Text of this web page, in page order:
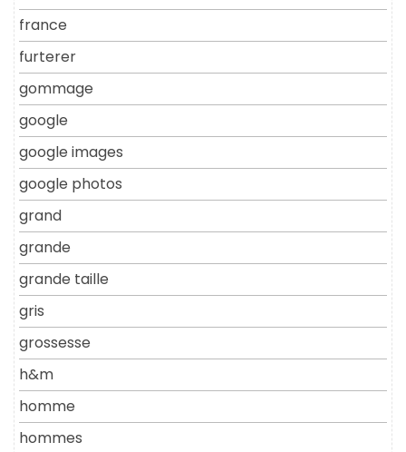
france
furterer
gommage
google
google images
google photos
grand
grande
grande taille
gris
grossesse
h&m
homme
hommes